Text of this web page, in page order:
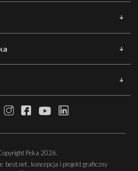
Peka 2026.
best.net , koncepcja i projekt graficzny